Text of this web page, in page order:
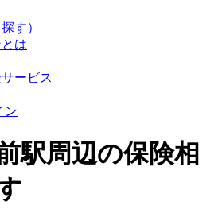
す）
は
ービス
ン
駅周辺の保険相